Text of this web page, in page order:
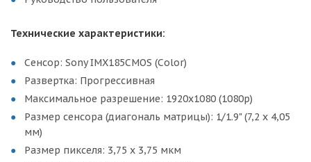
Технические характеристики:
Сенсор: Sony IMX185CMOS (Color)
Развертка: Прогрессивная
Максимальное разрешение: 1920x1080 (1080p)
Размер сенсора (диагональ матрицы): 1/1.9" (7,2 х 4,05
мм)
Размер пикселя: 3,75 x 3,75 мкм